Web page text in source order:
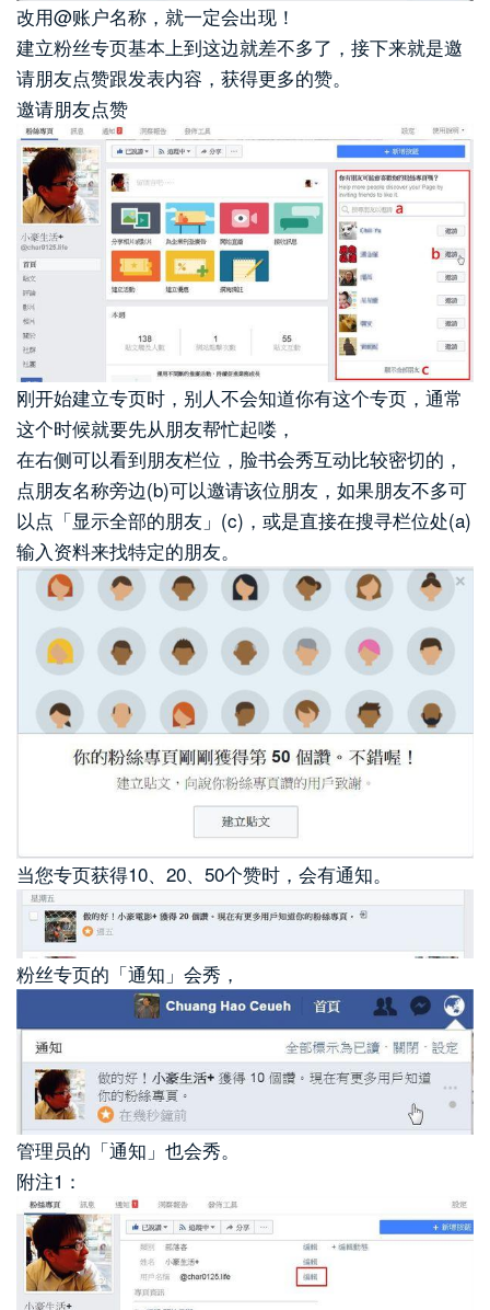
改用@账户名称，就一定会出现！
建立粉丝专页基本上到这边就差不多了，接下来就是邀
请朋友点赞跟发表内容，获得更多的赞。
邀请朋友点赞
刚开始建立专页时，别人不会知道你有这个专页，通常
这个时候就要先从朋友帮忙起喽，
在右侧可以看到朋友栏位，脸书会秀互动比较密切的，
点朋友名称旁边(b)可以邀请该位朋友，如果朋友不多可
以点「显示全部的朋友」(c)，或是直接在搜寻栏位处(a)
输入资料来找特定的朋友。
当您专页获得10、20、50个赞时，会有通知。
粉丝专页的「通知」会秀，
管理员的「通知」也会秀。
附注1：